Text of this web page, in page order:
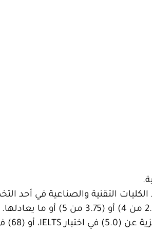
التقنية والصناعية في أحد